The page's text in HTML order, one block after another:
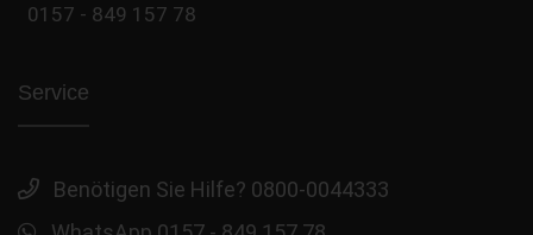
0157 - 849 157 78
Service
Benötigen Sie Hilfe? 0800-0044333